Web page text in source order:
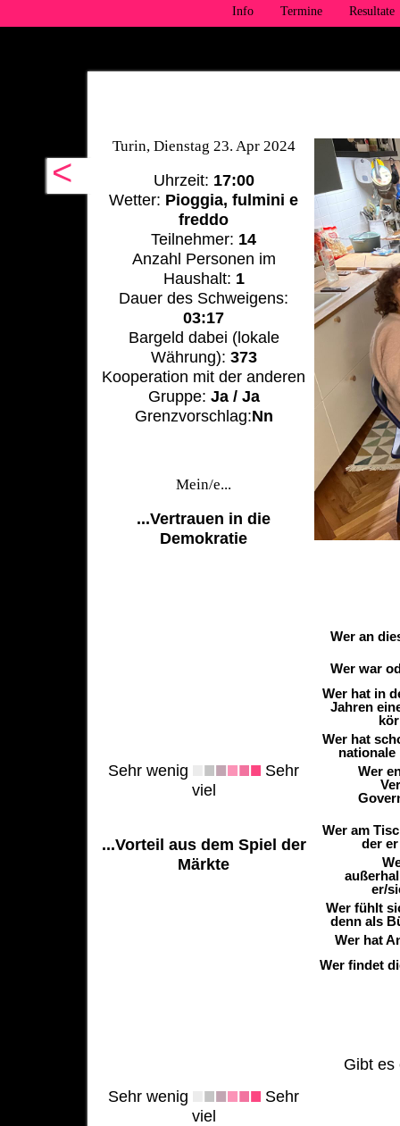
Info Termine Resultate
<
Turin, Dienstag 23. Apr 2024
Uhrzeit: 17:00
Wetter: Pioggia, fulmini e
freddo
Teilnehmer: 14
Anzahl Personen im
Haushalt: 1
Dauer des Schweigens:
03:17
Bargeld dabei (lokale
Währung): 373
Kooperation mit der anderen
Gruppe: Ja / Ja
Grenzvorschlag:Nn
Mein/e...
...Vertrauen in die
Demokratie
Sehr wenig
Sehr
viel
...Vorteil aus dem Spiel der
Märkte
Sehr wenig
Sehr
viel
Wer an
Wer war
Wer hat in
Jahren
Wer hat
Wer
Wer am
der
er/
Wer fühlt
denn als
Wer hat
Wer findet
Gibt es